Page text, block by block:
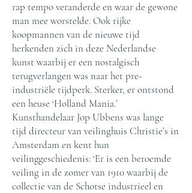
rap tempo veranderde en waar de gewone
man mee worstelde. Ook rijke
koopmannen van de nieuwe tijd
herkenden zich in deze Nederlandse
kunst waarbij er een nostalgisch
terugverlangen was naar het pre-
industriële tijdperk. Sterker, er ontstond
een heuse ‘Holland Mania.’
Kunsthandelaar Jop Ubbens was lange
tijd directeur van veilinghuis Christie’s in
Amsterdam en kent hun
veilinggeschiedenis: ‘Er is een beroemde
veiling in de zomer van 1910 waarbij de
collectie van de Schotse industrieel en